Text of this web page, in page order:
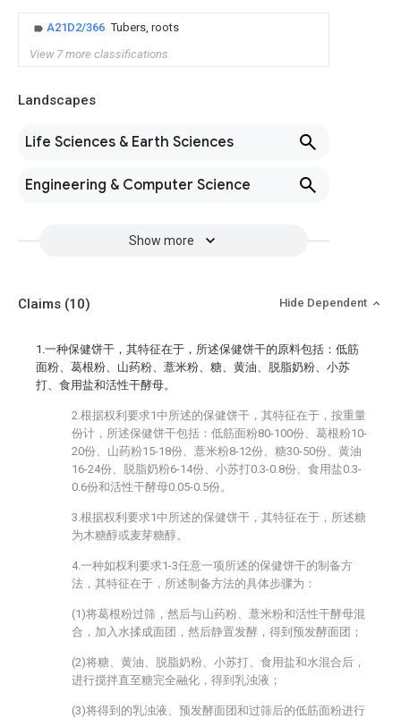
A21D2/366 Tubers, roots
View 7 more classifications
Landscapes
Life Sciences & Earth Sciences
Engineering & Computer Science
Show more
Claims (10) Hide Dependent
1.一种保健饼干，其特征在于，所述保健饼干的原料包括：低筋
面粉、葛根粉、山药粉、薏米粉、糖、黄油、脱脂奶粉、小苏
打、食用盐和活性干酵母。
2.根据权利要求1中所述的保健饼干，其特征在于，按重量
份计，所述保健饼干包括：低筋面粉80-100份、葛根粉10-
20份、山药粉15-18份、薏米粉8-12份、糖30-50份、黄油
16-24份、脱脂奶粉6-14份、小苏打0.3-0.8份、食用盐0.3-
0.6份和活性干酵母0.05-0.5份。
3.根据权利要求1中所述的保健饼干，其特征在于，所述糖
为木糖醇或麦芽糖醇。
4.一种如权利要求1-3任意一项所述的保健饼干的制备方
法，其特征在于，所述制备方法的具体步骤为：
(1)将葛根粉过筛，然后与山药粉、薏米粉和活性干酵母混
合，加入水揉成面团，然后静置发酵，得到预发酵面团；
(2)将糖、黄油、脱脂奶粉、小苏打、食用盐和水混合后，
进行搅拌直至糖完全融化，得到乳浊液；
(3)将得到的乳浊液、预发酵面团和过筛后的低筋面粉进行